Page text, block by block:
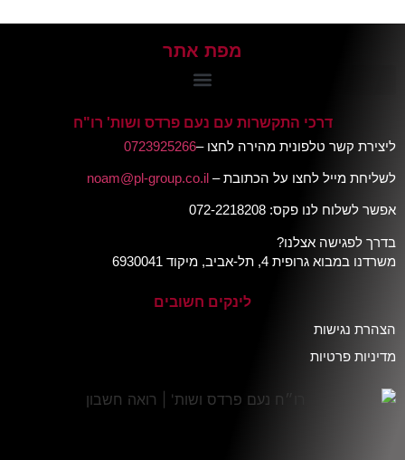
מפת אתר
דרכי התקשרות עם נעם פרדס ושות' רו"ח
ליצירת קשר טלפונית מהירה לחצו –0723925266
לשליחת מייל לחצו על הכתובת – noam@pl-group.co.il
אפשר לשלוח לנו פקס: 072-2218208
בדרך לפגישה אצלנו?
משרדנו במבוא גרופית 4, תל-אביב, מיקוד 6930041
לינקים חשובים
הצהרת נגישות
מדיניות פרטיות